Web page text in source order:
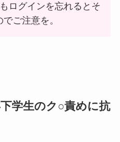
ログインを忘れるとそ
ご注意を。
学生のク○責めに抗